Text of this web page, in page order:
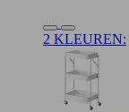
2 KLEUREN: